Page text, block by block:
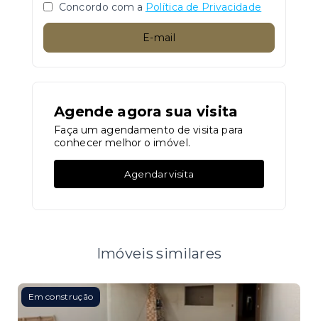
Concordo com a Política de Privacidade
E-mail
Agende agora sua visita
Faça um agendamento de visita para
conhecer melhor o imóvel.
Agendar visita
Imóveis similares
Em construção